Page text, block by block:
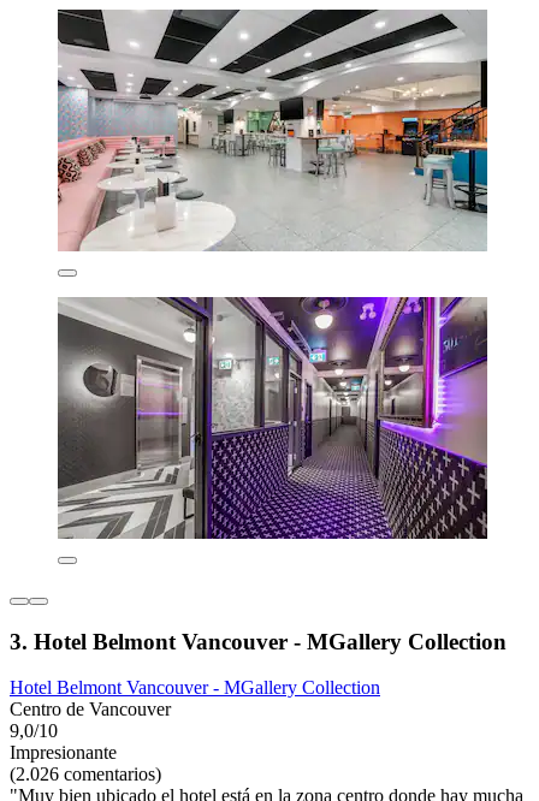
3. Hotel Belmont Vancouver - MGallery Collection
Hotel Belmont Vancouver - MGallery Collection
Centro de Vancouver
9,0/10
Impresionante
(2.026 comentarios)
"Muy bien ubicado el hotel está en la zona centro donde hay mucha